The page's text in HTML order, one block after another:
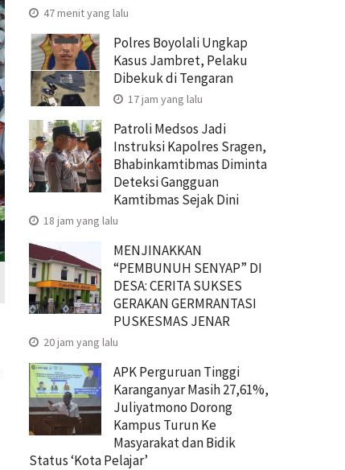
47 menit yang lalu
Polres Boyolali Ungkap
Kasus Jambret, Pelaku
Dibekuk di Tengaran
17 jam yang lalu
Patroli Medsos Jadi
Instruksi Kapolres Sragen,
Bhabinkamtibmas Diminta
Deteksi Gangguan
Kamtibmas Sejak Dini
18 jam yang lalu
MENJINAKKAN
“PEMBUNUH SENYAP” DI
DESA: CERITA SUKSES
GERAKAN GERMRANTASI
PUSKESMAS JENAR
20 jam yang lalu
APK Perguruan Tinggi
Karanganyar Masih 27,61%,
Juliyatmono Dorong
Kampus Turun Ke
Masyarakat dan Bidik
Status ‘Kota Pelajar’